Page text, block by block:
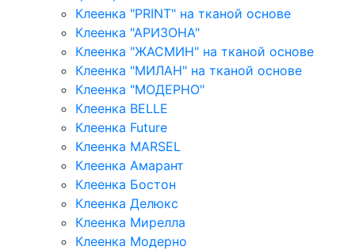
Клеенка "PRINT" на тканой основе
Клеенка "АРИЗОНА"
Клеенка "ЖАСМИН" на тканой основе
Клеенка "МИЛАН" на тканой основе
Клеенка "МОДЕРНО"
Клеенка BELLE
Клеенка Future
Клеенка MARSEL
Клеенка Амарант
Клеенка Бостон
Клеенка Делюкс
Клеенка Мирелла
Клеенка Модерно